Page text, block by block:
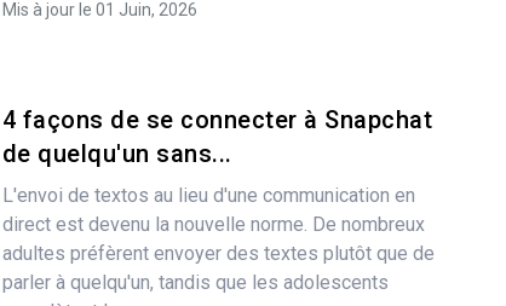
Mis à jour le 01 Juin, 2026
Partager
4 façons de se connecter à Snapchat
de quelqu'un sans...
L'envoi de textos au lieu d'une communication en
direct est devenu la nouvelle norme. De nombreux
adultes préfèrent envoyer des textes plutôt que de
parler à quelqu'un, tandis que les adolescents